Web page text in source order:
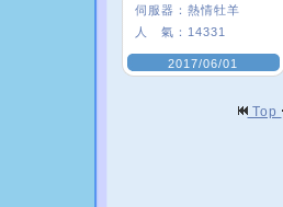
伺服器： 熱情牡羊
人 氣： 14331
2017/06/01
Top